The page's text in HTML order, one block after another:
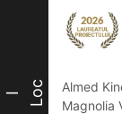
I Loc
Almed
Magnolia